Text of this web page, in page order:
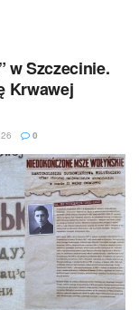
w Szczecinie.
Krwawej
0